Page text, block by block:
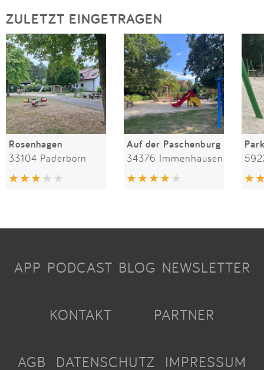
ZULETZT EINGETRAGEN
Rosenhagen
33104 Paderborn
Auf der Paschenburg
34376 Immenhausen
APP PODCAST BLOG NEWSLETTER
KONTAKT PARTNER
AGB DATENSCHUTZ IMPRESSUM